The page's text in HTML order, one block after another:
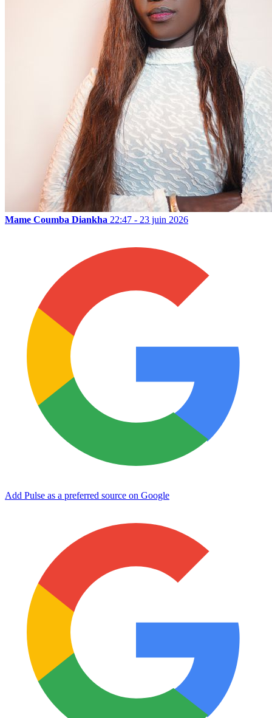
Mame Coumba Diankha 22:47 - 23 juin 2026
Add Pulse as a preferred source on Google